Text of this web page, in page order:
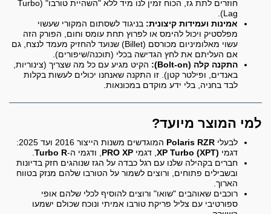
חוזרים לתת גז, הכוח זמין לנו מיד ללא "השהיית טורבו" (Turbo
Lag).
אמינות ועמידות קיצונית:בניגוד לשסתום המקורי שעשוי
מפלסטיק ויכול להימס או לפרוץ תחת עומס וחום, הפורק הזה
עשוי מאלומיניום מכורסם (Billet) שנועד להחזיק מעמד לנצח, גם
אם העליתם את לחץ הגדישה בכלי (תוכנה/שיפורים).
התקנה קלה (Bolt-on):
הקיט מגיע עם כל מה שצריך (צינוריות,
באנדים, ופילטר קטן). זו התקנה שאנחנו יכולים לעשות בקלות
לבד בחניה, בלי ידע מוקדם במכונאות.
למי המוצר מיועד?
לבעליPolaris RZR
המוגדשים משנות הייצור 2016 ועד 2025:
דגמיXP Turbo (XPT), דגמיPRO XP, ודגמי ה- Turbo R
.
חברים בקהילה שלנו עם רגל כבדה על הגז שנוהגים חזק בדיונות
ובשבילים פתוחים, ורוצים לשמור על הטורבו שלהם מנזק בטווח
הארוך.
רוכבים שאוהבים "שואו" ורוצים להוסיף לכלי שלהם אופי
ספורטיבי עם צליל פריקת טורבו אמיתי ונוכח שכולם ישמעו